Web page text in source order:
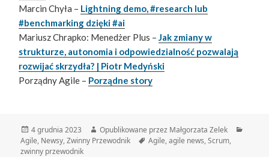
Marcin Chyła – Lightning demo, #research lub
#benchmarking dzięki #ai
Mariusz Chrapko: Menedżer Plus – Jak zmiany w
strukturze, autonomia i odpowiedzialność pozwalają
rozwijać skrzydła? | Piotr Medyński
Porządny Agile – Porządne story
Data
publikacji
4 grudnia 2023 Autor
Opublikowane przez Małgorzata Zelek
Agile, Newsy,Zwinny Przewodnik Tagi
Agile,agile news,Scrum,
zwinny przewodnik